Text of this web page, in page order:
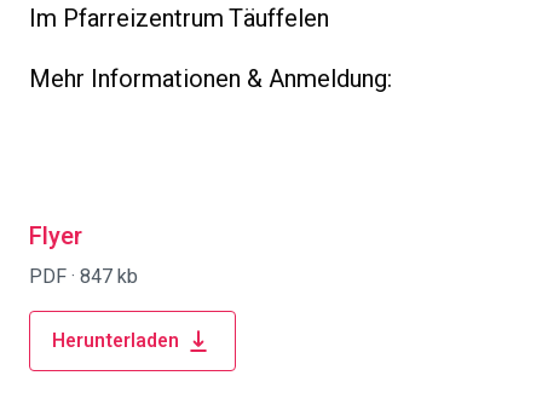
Im Pfarreizentrum Täuffelen
Mehr Informationen & Anmeldung:
Flyer
PDF · 847 kb
Herunterladen